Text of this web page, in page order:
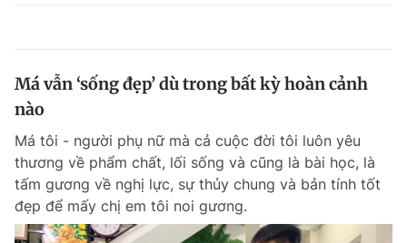
Má vẫn ‘sống đẹp’ dù trong bất kỳ hoàn cảnh
nào
Má tôi - người phụ nữ mà cả cuộc đời tôi luôn yêu
thương về phẩm chất, lối sống và cũng là bài học, là
tấm gương về nghị lực, sự thủy chung và bản tính tốt
đẹp để mấy chị em tôi noi gương.